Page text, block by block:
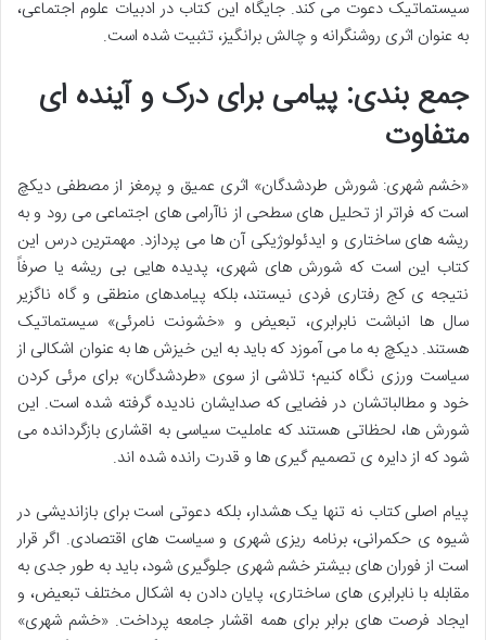
سیستماتیک دعوت می کند. جایگاه این کتاب در ادبیات علوم اجتماعی،
به عنوان اثری روشنگرانه و چالش برانگیز، تثبیت شده است.
جمع بندی: پیامی برای درک و آینده ای
متفاوت
«خشم شهری: شورش طردشدگان» اثری عمیق و پرمغز از مصطفی دیکچ
است که فراتر از تحلیل های سطحی از ناآرامی های اجتماعی می رود و به
ریشه های ساختاری و ایدئولوژیکی آن ها می پردازد. مهمترین درس این
کتاب این است که شورش های شهری، پدیده هایی بی ریشه یا صرفاً
نتیجه ی کج رفتاری فردی نیستند، بلکه پیامدهای منطقی و گاه ناگزیر
سال ها انباشت نابرابری، تبعیض و «خشونت نامرئی» سیستماتیک
هستند. دیکچ به ما می آموزد که باید به این خیزش ها به عنوان اشکالی از
سیاست ورزی نگاه کنیم؛ تلاشی از سوی «طردشدگان» برای مرئی کردن
خود و مطالباتشان در فضایی که صدایشان نادیده گرفته شده است. این
شورش ها، لحظاتی هستند که عاملیت سیاسی به اقشاری بازگردانده می
شود که از دایره ی تصمیم گیری ها و قدرت رانده شده اند.
پیام اصلی کتاب نه تنها یک هشدار، بلکه دعوتی است برای بازاندیشی در
شیوه ی حکمرانی، برنامه ریزی شهری و سیاست های اقتصادی. اگر قرار
است از فوران های بیشتر خشم شهری جلوگیری شود، باید به طور جدی به
مقابله با نابرابری های ساختاری، پایان دادن به اشکال مختلف تبعیض، و
ایجاد فرصت های برابر برای همه اقشار جامعه پرداخت. «خشم شهری»